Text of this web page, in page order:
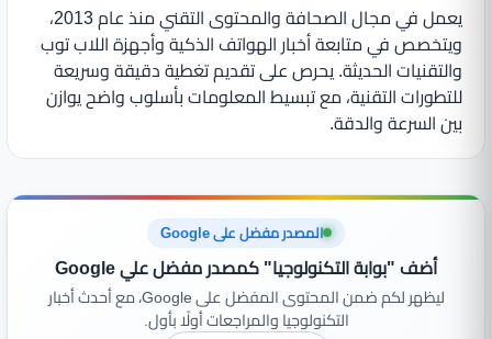
يعمل في مجال الصحافة والمحتوى التقني منذ عام 2013،
ويتخصص في متابعة أخبار الهواتف الذكية وأجهزة اللاب توب
والتقنيات الحديثة. يحرص على تقديم تغطية دقيقة وسريعة
للتطورات التقنية، مع تبسيط المعلومات بأسلوب واضح يوازن
بين السرعة والدقة.
المصدر مفضل على Google
أضف "بوابة التكنولوجيا" كمصدر مفضل علي Google
ليظهر لكم ضمن المحتوى المفضل على Google، مع أحدث أخبار
التكنولوجيا والمراجعات أولًا بأول.